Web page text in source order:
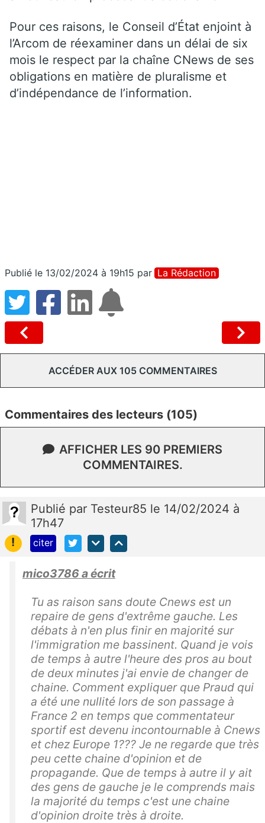
Pour ces raisons, le Conseil d’État enjoint à
l’Arcom de réexaminer dans un délai de six
mois le respect par la chaîne CNews de ses
obligations en matière de pluralisme et
d’indépendance de l’information.
Publié le 13/02/2024 à 19h15 par La Rédaction
ACCÉDER AUX 105 COMMENTAIRES
Commentaires des lecteurs (105)
AFFICHER LES 90 PREMIERS
COMMENTAIRES.
Publié par Testeur85 le 14/02/2024 à
17h47
!
citer
mico3786 a écrit
Tu as raison sans doute Cnews est un
repaire de gens d'extrême gauche. Les
débats à n'en plus finir en majorité sur
l'immigration me bassinent. Quand je vois
de temps à autre l'heure des pros au bout
de deux minutes j'ai envie de changer de
chaine. Comment expliquer que Praud qui
a été une nullité lors de son passage à
France 2 en temps que commentateur
sportif est devenu incontournable à Cnews
et chez Europe 1??? Je ne regarde que très
peu cette chaine d'opinion et de
propagande. Que de temps à autre il y ait
des gens de gauche je le comprends mais
la majorité du temps c'est une chaine
d'opinion droite très à droite.